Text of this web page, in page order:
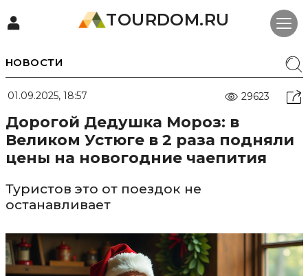
TOURDOM.RU
НОВОСТИ
01.09.2025, 18:57 29623
Дорогой Дедушка Мороз: в
Великом Устюге в 2 раза подняли
цены на новогодние чаепития
Туристов это от поездок не
останавливает